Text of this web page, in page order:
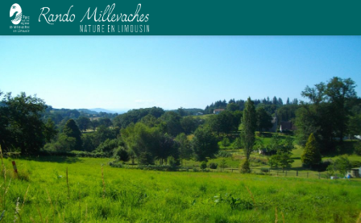
Le Puy de Sabat
V.Mendras - CC HCC